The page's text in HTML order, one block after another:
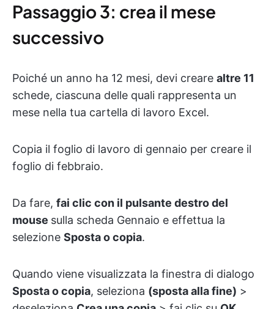
Passaggio 3: crea il mese
successivo
Poiché un anno ha 12 mesi, devi creare altre 11
schede, ciascuna delle quali rappresenta un
mese nella tua cartella di lavoro Excel.
Copia il foglio di lavoro di gennaio per creare il
foglio di febbraio.
Da fare, fai clic con il pulsante destro del
mouse sulla scheda Gennaio e effettua la
selezione Sposta o copia.
Quando viene visualizzata la finestra di dialogo
Sposta o copia, seleziona (sposta alla fine) >